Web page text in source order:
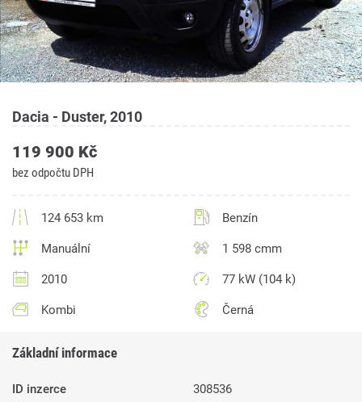
Dacia - Duster, 2010
119 900 Kč
bez odpočtu DPH
124 653 km Benzín
Manuální 1 598 cmm
2010 77 kW (104 k)
Kombi Černá
Základní informace
ID inzerce
308536